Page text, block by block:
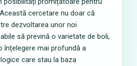
cercetare nu doar că
dezvoltarea unor noi
să prevină o varietate de boli,
înțelegere mai profundă a
care stau la baza